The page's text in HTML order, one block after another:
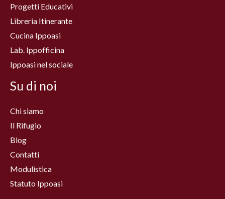
Progetti Educativi
Libreria Itinerante
Cucina Ippoasi
Lab. Ippofficina
Ippoasi nel sociale
Su di noi
Chi siamo
Il Rifugio
Blog
Contatti
Modulistica
Statuto Ippoasi